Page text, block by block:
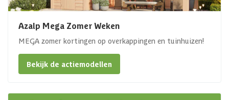
Azalp Mega Zomer Weken
MEGA zomer kortingen op overkappingen en tuinhuizen!
Bekijk de actiemodellen